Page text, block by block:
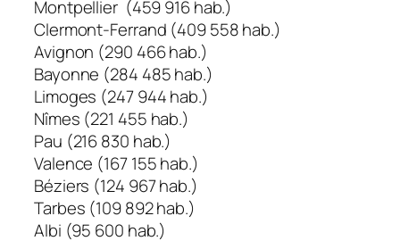
Montpellier (459 916 hab.)
Clermont-Ferrand (409 558 hab.)
Avignon (290 466 hab.)
Bayonne (284 485 hab.)
Limoges (247 944 hab.)
Nîmes (221 455 hab.)
Pau (216 830 hab.)
Valence (167 155 hab.)
Béziers (124 967 hab.)
Tarbes (109 892 hab.)
Albi (95 600 hab.)